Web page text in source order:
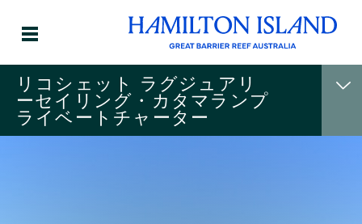
リコシェット ラグジュアリ
ーセイリング・カタマランプ
ライベートチャーター